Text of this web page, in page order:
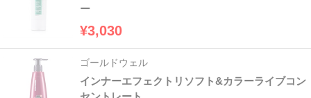
ー
¥3,030
ゴールドウェル
インナーエフェクトリソフト&カラーライブコン